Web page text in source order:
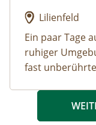
Lilienfeld
Ein paar Tage
ruhiger
fast
eigenen
kleinen